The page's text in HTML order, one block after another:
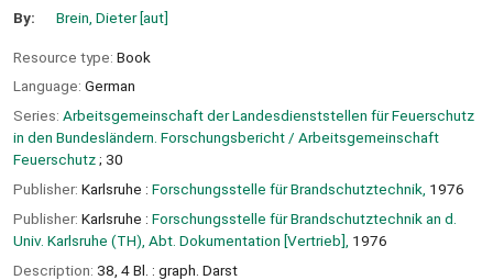
By: Brein, Dieter[aut]
Resource type: Book
Language: German
Series: Arbeitsgemeinschaft der Landesdienststellen für Feuerschutz
in den Bundesländern. Forschungsbericht / Arbeitsgemeinschaft
Feuerschutz; 30
Publisher: Karlsruhe : Forschungsstelle für Brandschutztechnik, 1976
Publisher: Karlsruhe : Forschungsstelle für Brandschutztechnik an d.
Univ. Karlsruhe (TH), Abt. Dokumentation [Vertrieb], 1976
Description: 38, 4 Bl. : graph. Darst